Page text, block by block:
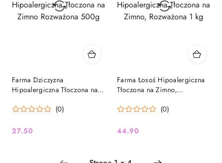
Farma Dziczyzna
Hipoalergiczna Tłoczona na
(0)
Cena:
27.50
Farma Łosoś Hipoalergiczna
Tłoczona na Zimno,
(0)
Cena:
44.90